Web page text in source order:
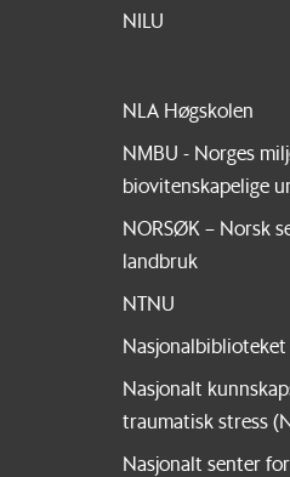
NILU
NLA Høgskolen
NMBU - Norges
biovitenskapelige
NORSØK – Norsk
landbruk
NTNU
Nasjonalbiblioteket
Nasjonalt
traumatisk stress
Nasjonalt senter